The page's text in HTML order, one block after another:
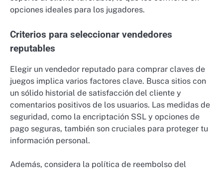
opciones ideales para los jugadores.
Criterios para seleccionar vendedores
reputables
Elegir un vendedor reputado para comprar claves de
juegos implica varios factores clave. Busca sitios con
un sólido historial de satisfacción del cliente y
comentarios positivos de los usuarios. Las medidas de
seguridad, como la encriptación SSL y opciones de
pago seguras, también son cruciales para proteger tu
información personal.
Además, considera la política de reembolso del